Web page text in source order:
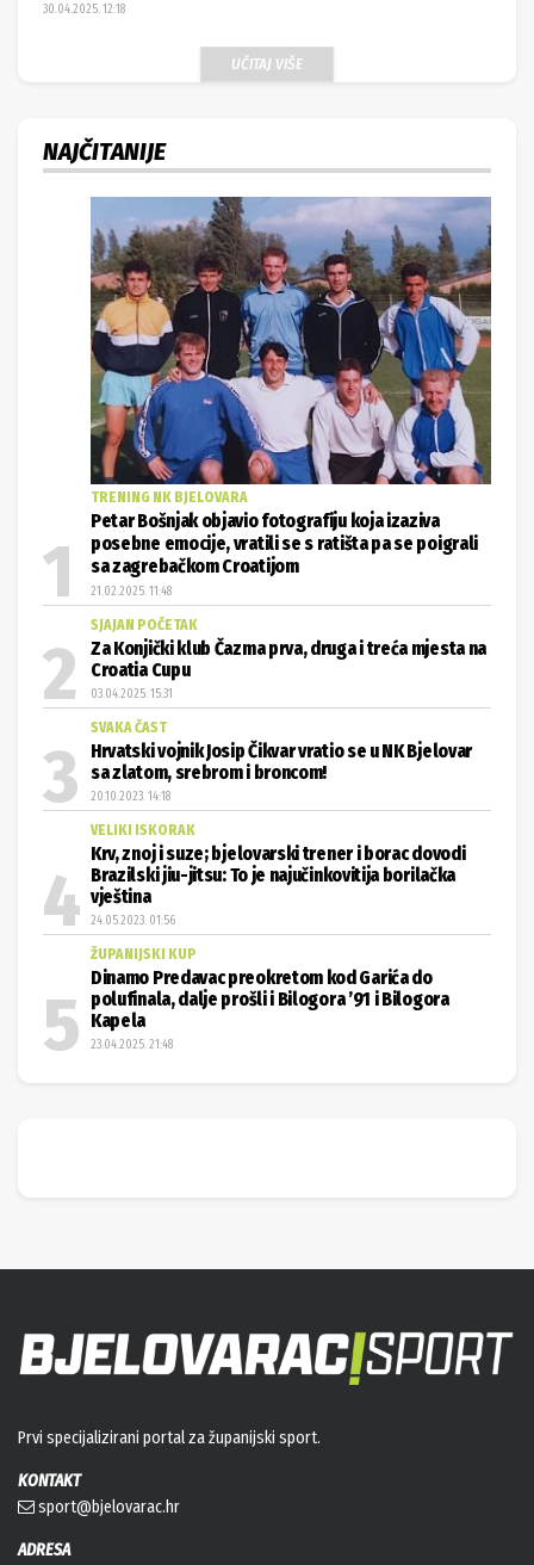
30.04.2025. 12:18
UČITAJ VIŠE
NAJČITANIJE
TRENING NK BJELOVARA
Petar Bošnjak objavio fotografiju koja izaziva
posebne emocije, vratili se s ratišta pa se poigrali
sa zagrebačkom Croatijom
21.02.2025. 11:48
SJAJAN POČETAK
Za Konjički klub Čazma prva, druga i treća mjesta na
Croatia Cupu
03.04.2025. 15:31
SVAKA ČAST
Hrvatski vojnik Josip Čikvar vratio se u NK Bjelovar
sa zlatom, srebrom i broncom!
20.10.2023. 14:18
VELIKI ISKORAK
Krv, znoj i suze; bjelovarski trener i borac dovodi
Brazilski jiu-jitsu: To je najučinkovitija borilačka
vještina
24.05.2023. 01:56
ŽUPANIJSKI KUP
Dinamo Predavac preokretom kod Garića do
polufinala, dalje prošli i Bilogora ’91 i Bilogora
Kapela
23.04.2025. 21:48
Prvi specijalizirani portal za županijski sport.
KONTAKT
sport@bjelovarac.hr
ADRESA